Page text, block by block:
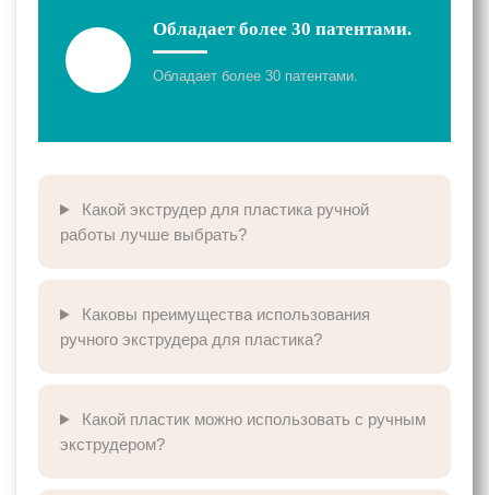
Обладает более 30 патентами.
Обладает более 30 патентами.
Какой экструдер для пластика ручной
работы лучше выбрать?
Каковы преимущества использования
ручного экструдера для пластика?
Какой пластик можно использовать с ручным
экструдером?